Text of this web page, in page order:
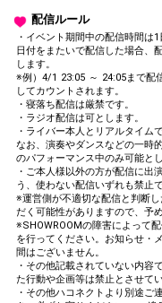
配信ルール
・イベント期間中の配信時間は1
日付をまたいで配信した場合、
します。
※例）4/1 23:05 ～ 24:05まで配
してカウントされます。
・寝落ち配信は厳禁です。
・ラジオ配信は可とします。
・ライバー本人とリアルタイム
なお、演奏やダンスなどの一時
のパフォーマンス中のみ可能とし
・ご本人様以外の方が配信に出
う、使わない配信いずれも禁止で
※運営側が不適切な配信と判断
だく可能性がありますので、予
※SHOWROOMの障害によって
を行ってください。お知らせ・
間はございません。
・その他記載されていない内容
た行動や企画等は禁止とさせて
・その他ハコネクトより別途ご